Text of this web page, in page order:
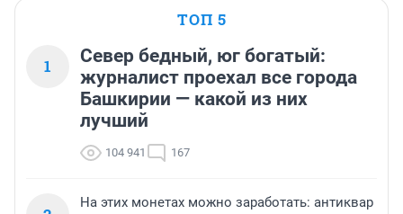
ТОП 5
1
Север бедный, юг богатый:
журналист проехал все города
Башкирии — какой из них
лучший
104 941 167
На этих монетах можно заработать: антиквар